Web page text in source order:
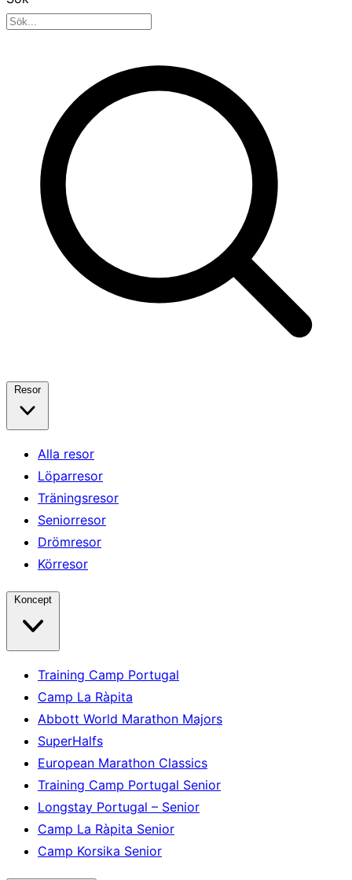
Resor
Alla resor
Löparresor
Träningsresor
Seniorresor
Drömresor
Körresor
Koncept
Training Camp Portugal
Camp La Ràpita
Abbott World Marathon Majors
SuperHalfs
European Marathon Classics
Training Camp Portugal Senior
Longstay Portugal – Senior
Camp La Ràpita Senior
Camp Korsika Senior